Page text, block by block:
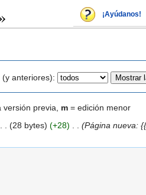
¡Ayúdanos!
(y anteriores):
previa, m = edición menor
(28 bytes) (+28) (Página nueva: